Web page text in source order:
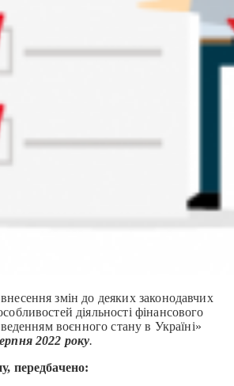
змін до деяких законодавчих
діяльності фінансового
воєнного стану в Україні»
2022 року.
передбачено: